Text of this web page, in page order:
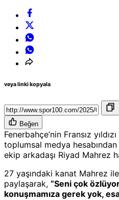
veya linki kopyala
Beğen
Fenerbahçe’nin Fransız
toplumsal medya
ekip arkadaşı Riyad Mahrez
27 yaşındaki kanat Mahrez
paylaşarak, “Seni çok
konuşmamıza gerek yok,